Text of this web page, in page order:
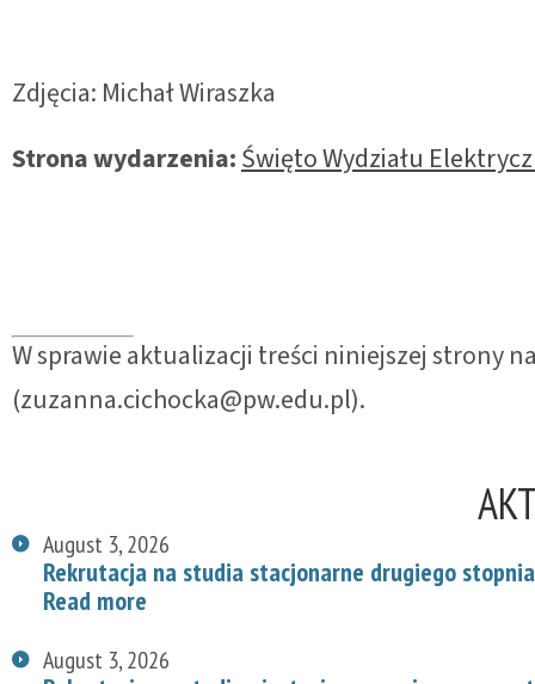
Zdjęcia: Michał Wiraszka
Strona wydarzenia:Święto Wydziału
W sprawie aktualizacji treści niniejszej strony
(zuzanna.cichocka@pw.edu.pl).
August 3, 2026
Rekrutacja na studia stacjonarne drugiego
Read more
August 3, 2026